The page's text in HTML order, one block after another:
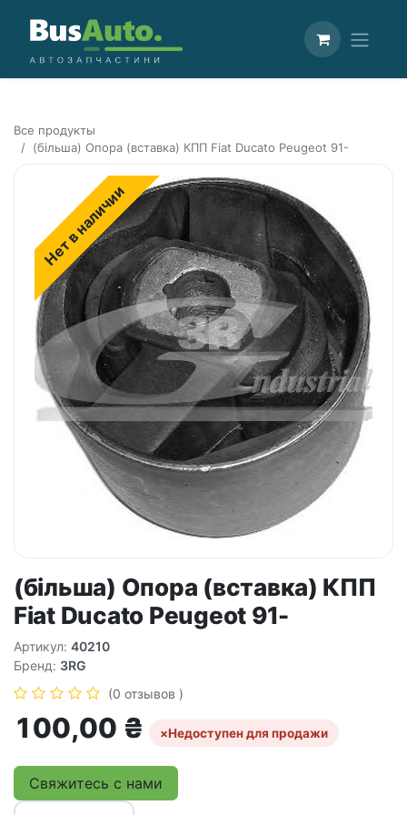
Все продукты
(більша) Опора (вставка) КПП Fiat Ducato Peugeot 91-
Нет в наличии
(більша) Опора (вставка) КПП
Fiat Ducato Peugeot 91-
Артикул: 40210
Бренд: 3RG
(0 отзывов )
100,00 ₴ ×Недоступен для продажи
Свяжитесь с нами